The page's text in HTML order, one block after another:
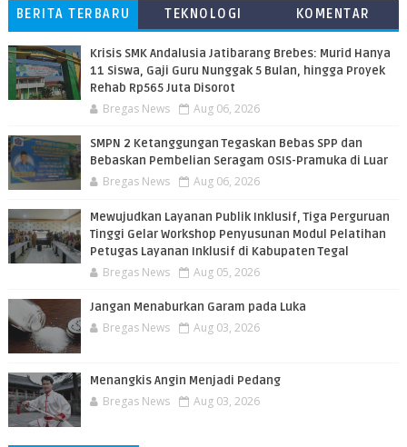
BERITA TERBARU TEKNOLOGI
KOMENTAR
Krisis SMK Andalusia Jatibarang Brebes: Murid Hanya
11 Siswa, Gaji Guru Nunggak 5 Bulan, hingga Proyek
Rehab Rp565 Juta Disorot
Bregas News Aug 06, 2026
SMPN 2 Ketanggungan Tegaskan Bebas SPP dan
Bebaskan Pembelian Seragam OSIS-Pramuka di Luar
Bregas News Aug 06, 2026
​Mewujudkan Layanan Publik Inklusif, Tiga Perguruan
Tinggi Gelar Workshop Penyusunan Modul Pelatihan
Petugas Layanan Inklusif di Kabupaten Tegal
Bregas News Aug 05, 2026
Jangan Menaburkan Garam pada Luka
Bregas News Aug 03, 2026
Menangkis Angin Menjadi Pedang
Bregas News Aug 03, 2026